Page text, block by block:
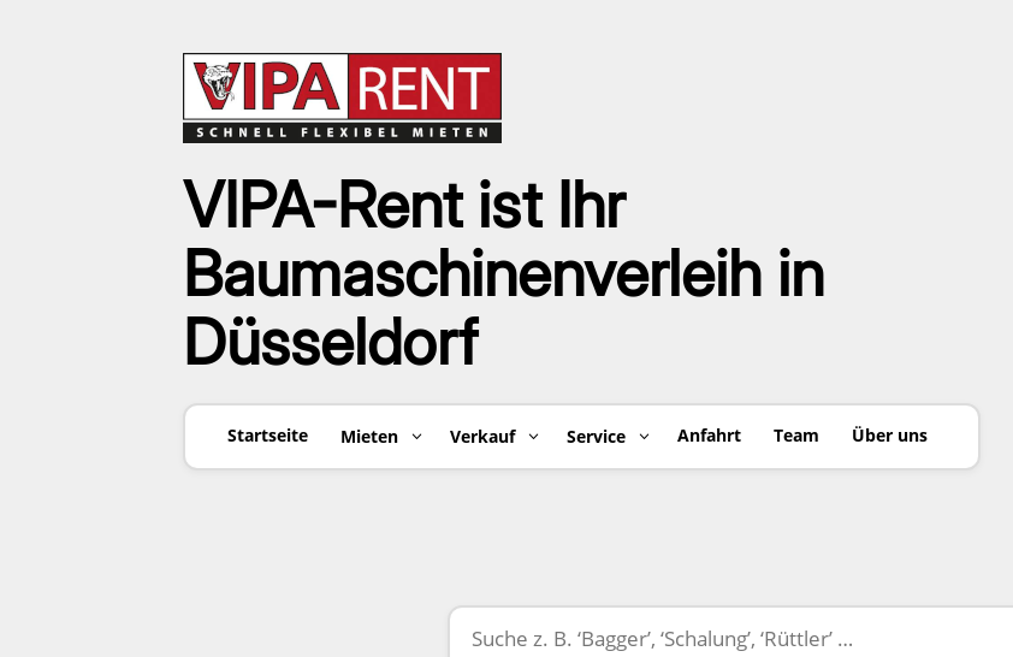
VIPA-Rent ist Ihr
Baumaschinenverleih in
Düsseldorf
Startseite Mieten Verkauf Service Anfahrt Team Über uns